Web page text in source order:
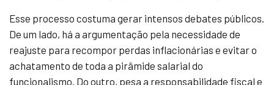
Esse processo costuma gerar intensos debates públicos.
De um lado, há a argumentação pela necessidade de
reajuste para recompor perdas inflacionárias e evitar o
achatamento de toda a pirâmide salarial do
funcionalismo. Do outro, pesa a responsabilidade fiscal e